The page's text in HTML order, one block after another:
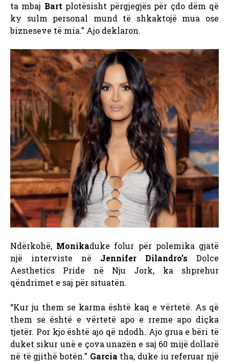
ta mbaj Bart plotësisht përgjegjës për çdo dëm që
ky sulm personal mund të shkaktojë mua ose
bizneseve të mia.” Ajo deklaron.
Ndërkohë, Monikaduke folur për polemika gjatë
një interviste në Jennifer Dilandro’s Dolce
Aesthetics Pride në Nju Jork, ka shprehur
qëndrimet e saj për situatën.
“Kur ju them se karma është kaq e vërtetë. As që
them se është e vërtetë apo e rreme apo diçka
tjetër. Por kjo është ajo që ndodh. Ajo grua e bëri të
duket sikur unë e çova unazën e saj 60 mijë dollarë
në të gjithë botën.” Garcia tha, duke iu referuar një